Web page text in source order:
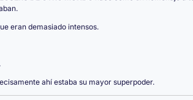
eran demasiado intensos.
ahí estaba su mayor superpoder.